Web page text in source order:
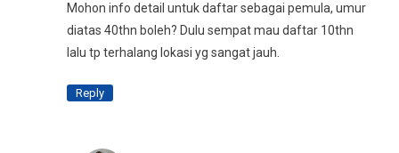
Mohon info detail untuk daftar sebagai pemula, umur
diatas 40thn boleh? Dulu sempat mau daftar 10thn
lalu tp terhalang lokasi yg sangat jauh.
Reply